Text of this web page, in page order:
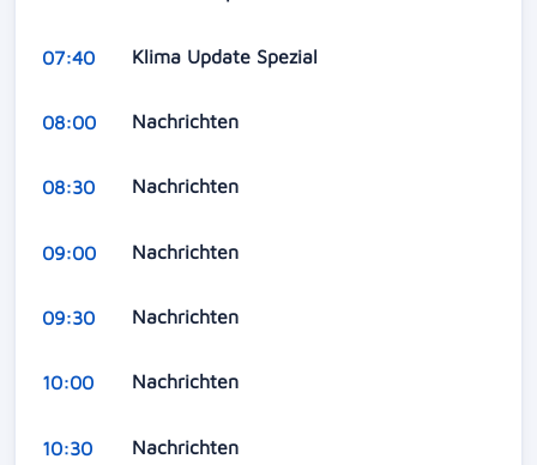
07:40 Klima Update Spezial
08:00 Nachrichten
08:30 Nachrichten
09:00 Nachrichten
09:30 Nachrichten
10:00 Nachrichten
10:30 Nachrichten